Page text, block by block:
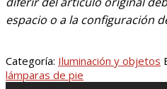
espacio o a la configuración
Categoría: Iluminación y objetos
lámparas de pie